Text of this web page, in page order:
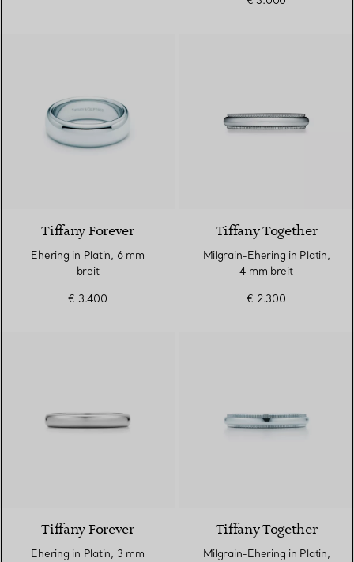
Tiffany Forever
Ehering in Platin, 6 mm
breit
€ 3.400
Tiffany Together
Milgrain-Ehering in Platin,
4 mm breit
€ 2.300
Tiffany Forever
Ehering in Platin, 3 mm
Tiffany Together
Milgrain-Ehering in Platin,